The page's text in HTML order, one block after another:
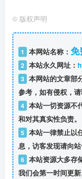
© 版权声明
1 本网站名称： 免
2 本站永久网址：
3 本网站的文章部
参考，如有侵权，请
4 本站一切资源不
和对其真实性负责。
5 本站一律禁止以
息，访客发现请向
6 本站资源大多存
我们会第一时间更新